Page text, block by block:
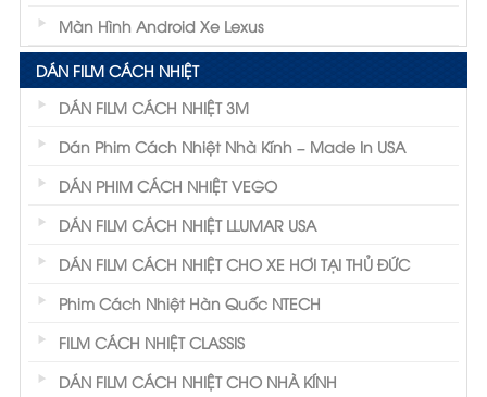
Màn Hình Android Xe Lexus
DÁN FILM CÁCH NHIỆT
DÁN FILM CÁCH NHIỆT 3M
Dán Phim Cách Nhiệt Nhà Kính – Made In USA
DÁN PHIM CÁCH NHIỆT VEGO
DÁN FILM CÁCH NHIỆT LLUMAR USA
DÁN FILM CÁCH NHIỆT CHO XE HƠI TẠI THỦ ĐỨC
Phim Cách Nhiệt Hàn Quốc NTECH
FILM CÁCH NHIỆT CLASSIS
DÁN FILM CÁCH NHIỆT CHO NHÀ KÍNH